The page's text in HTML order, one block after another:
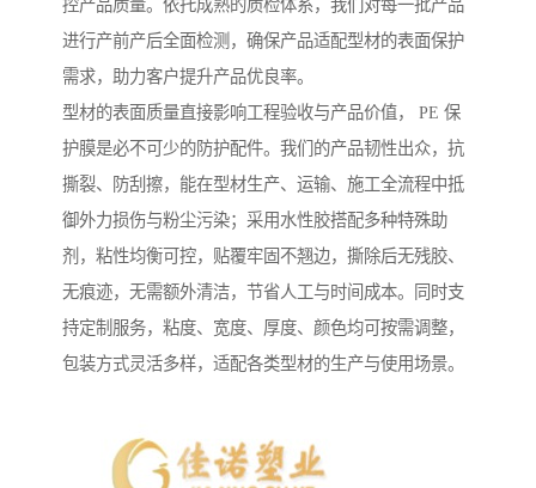
控产品质量。依托成熟的质检体系，我们对每一批产品
进行产前产后全面检测，确保产品适配型材的表面保护
需求，助力客户提升产品优良率。
型材的表面质量直接影响工程验收与产品价值， PE 保
护膜是必不可少的防护配件。我们的产品韧性出众，抗
撕裂、防刮擦，能在型材生产、运输、施工全流程中抵
御外力损伤与粉尘污染；采用水性胶搭配多种特殊助
剂，粘性均衡可控，贴覆牢固不翘边，撕除后无残胶、
无痕迹，无需额外清洁，节省人工与时间成本。同时支
持定制服务，粘度、宽度、厚度、颜色均可按需调整，
包装方式灵活多样，适配各类型材的生产与使用场景。